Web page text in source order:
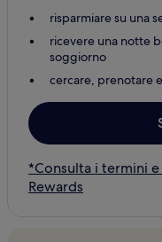
risparmiare su una
ricevere una notte
soggiorno
cercare, prenotare
*Consulta i termini
Rewards